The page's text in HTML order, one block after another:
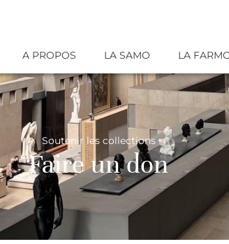
A PROPOS LA SAMO LA
Soutenir les collections
Faire un don